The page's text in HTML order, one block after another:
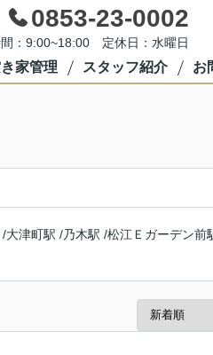
0853-23-0002
：9:00~18:00 定休日：水曜日
家管理 スタッフ紹介 お
/大津町駅 /乃木駅 /松江Ｅガーデン前